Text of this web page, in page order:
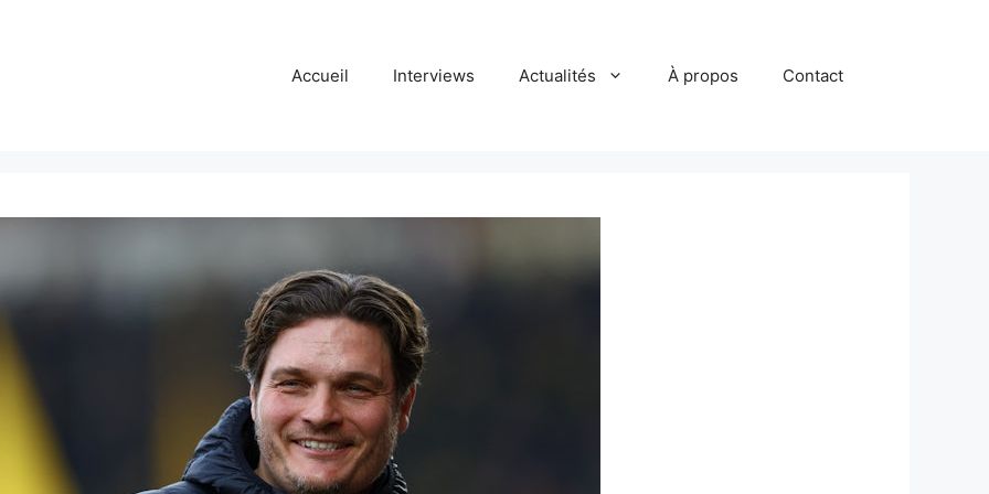
Accueil Interviews Actualités À propos Contact